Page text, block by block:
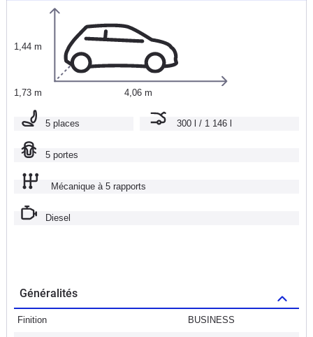
1,44 m
1,73 m 4,06 m
5 places 300 l / 1 146 l
5 portes
Mécanique à 5 rapports
Diesel
Généralités
Finition BUSINESS